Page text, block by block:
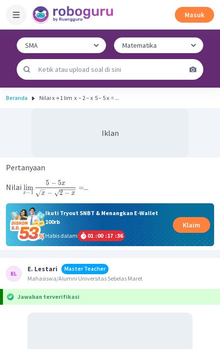
Masuk
Beranda Nilai x → 1 lim ​ x ​ − 2 − x ​ 5 − 5 x ​ = ...
Iklan
Pertanyaan
Nilai
x→ 1
lim
x − 2− x
5 − 5x =...
Ikuti Tryout SNBT & Menangkan E-Wallet
100rb
Habis dalam
01 :00 :17 :36
Klaim
E. Lestari
Master Teacher
Mahasiswa/Alumni Universitas Sebelas Maret
Jawaban terverifikasi